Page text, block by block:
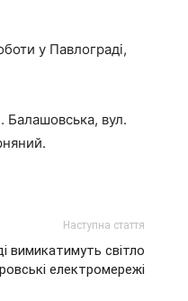
у Павлограді,
Балашовська, вул.
Наступна стаття
вимикатимуть світло
електромережі